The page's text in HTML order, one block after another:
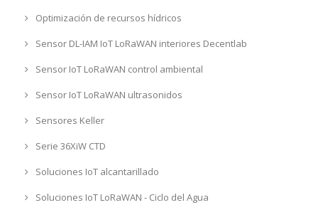
Optimización de recursos hídricos
Sensor DL-IAM IoT LoRaWAN interiores Decentlab
Sensor IoT LoRaWAN control ambiental
Sensor IoT LoRaWAN ultrasonidos
Sensores Keller
Serie 36XiW CTD
Soluciones IoT alcantarillado
Soluciones IoT LoRaWAN - Ciclo del Agua